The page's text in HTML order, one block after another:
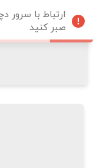
ارتباط با
صبر کنید